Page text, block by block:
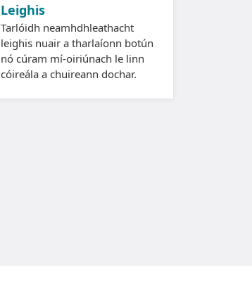
Leighis
Tarlóidh neamhdhleathacht
leighis nuair a tharlaíonn botún
nó cúram mí-oiriúnach le linn
cóireála a chuireann dochar.